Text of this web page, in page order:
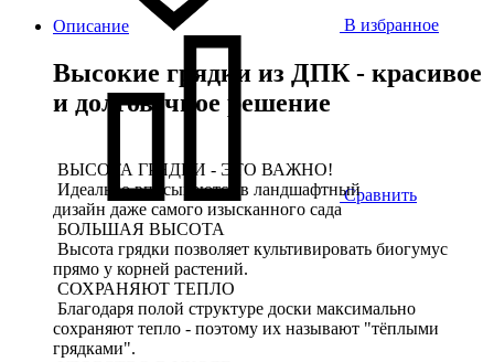
В избранное
Сравнить
Описание
Высокие грядки из ДПК - красивое
и долговечное решение
ВЫСОТА ГРЯДКИ - ЭТО ВАЖНО!
Идеально вписываются в ландшафтный
дизайн даже самого изысканного сада
БОЛЬШАЯ ВЫСОТА
Высота грядки позволяет культивировать биогумус
прямо у корней растений.
СОХРАНЯЮТ ТЕПЛО
Благодаря полой структуре доски максимально
сохраняют тепло - поэтому их называют "тёплыми
грядками".